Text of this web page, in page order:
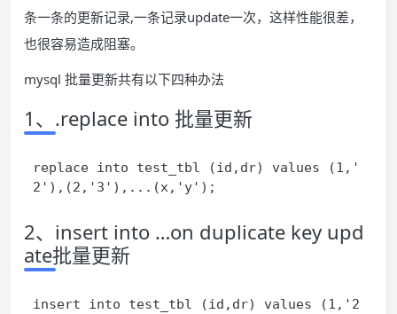
条一条的更新记录,一条记录update一次，这样性能很差，
也很容易造成阻塞。
mysql 批量更新共有以下四种办法
1、.replace into 批量更新
replace into test_tbl (id,dr) values (1,'
2'),(2,'3'),...(x,'y');
2、insert into …on duplicate key upd
ate批量更新
insert into test_tbl (id,dr) values (1,'2